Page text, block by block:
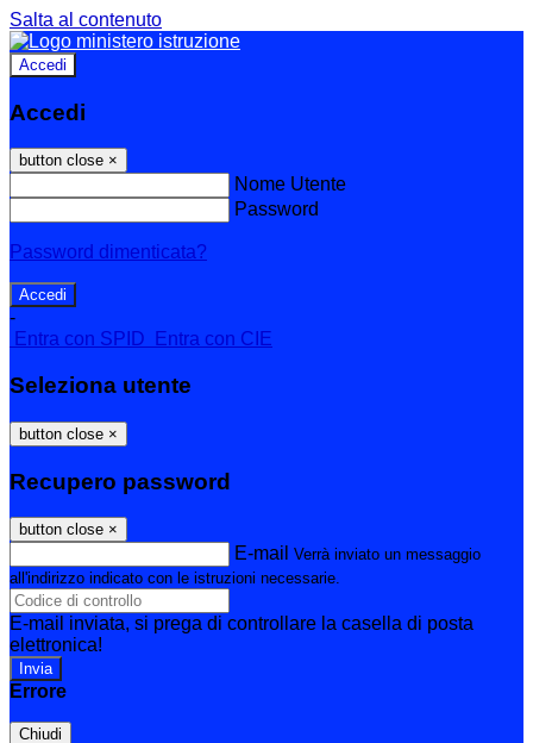
Salta al contenuto
Accedi
Accedi
button close ×
Nome Utente
Password
Password dimenticata?
-
Entra con SPID
Entra con CIE
Seleziona utente
button close ×
Recupero password
button close ×
E-mail Verrà inviato un messaggio
all'indirizzo indicato con le istruzioni necessarie.
E-mail inviata, si prega di controllare la casella di posta
elettronica!
Errore
Chiudi